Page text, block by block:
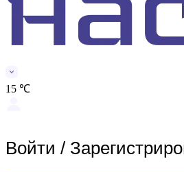
15 ℃
Войти /